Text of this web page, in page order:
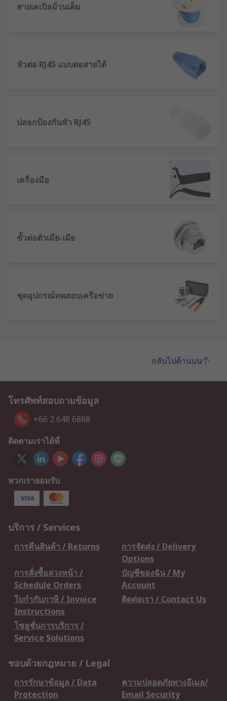
สายเคเบิลม้วนเต็ม
หัวต่อ RJ45 แบบต่อสายได้
ปลอกป้องกันหัว RJ45
เครื่องมือ
ขั้วต่อตัวเมีย-เมีย
ชุดอุปกรณ์ทดสอบเครือข่าย
กลับไปด้านบน
โทรศัพท์สอบถามข้อมูล
+66 2 648 6868
ติดตามเราได้ที่
พวกเรายอมรับ
บริการ / Services
การคืนสินค้า / Returns
การจัดส่ง / Delivery
Options
การสั่งซื้อล่วงหน้า /
Schedule Orders
บัญชีของฉัน / My
Account
ใบกำกับภาษี / Invoice
Instructions
ติดต่อเรา / Contact Us
โซลูชั่นการบริการ /
Service Solutions
ชอบด้วยกฎหมาย / Legal
การรักษาข้อมูล / Data
Protection
ความปลอดภัยทางอีเมล/
Email Security